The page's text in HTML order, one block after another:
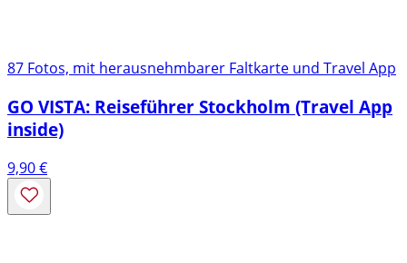
87 Fotos, mit herausnehmbarer Faltkarte und Travel App
GO VISTA: Reiseführer Stockholm (Travel App
inside)
9,90€